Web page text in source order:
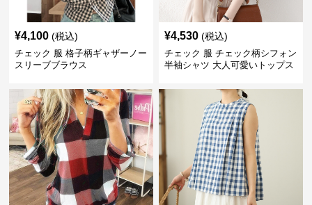
¥4,100 (税込)
チェック 服 格子柄ギャザーノー
スリーブブラウス
¥4,530 (税込)
チェック 服 チェック柄シフォン
半袖シャツ 大人可愛いトップス